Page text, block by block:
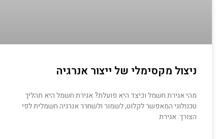
ניצול מקסימלי של ייצור אנרגיה
מהי אגירת חשמל וכיצד היא פועלת? אגירת חשמל היא תהליך
טכנולוגי המאפשר לקלוט, לשמור ולשחרר אנרגיה חשמלית לפי
הצורך. אגירת